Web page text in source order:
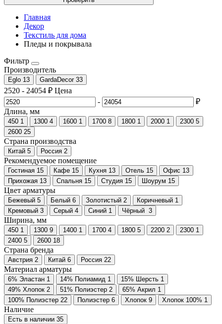
Главная
Декор
Текстиль для дома
Пледы и покрывала
Фильтр
Производитель
Eglo 13 GardaDecor 33
2520 - 24054 ₽ Цена
-
₽
Длина, мм
450 1 1300 4 1600 1 1700 8 1800 1 2000 1 2300 5
2600 25
Страна производства
Китай 5 Россия 2
Рекомендуемое помещение
Гостиная 15 Кафе 15 Кухня 13 Отель 15 Офис 13
Прихожая 13 Спальня 15 Студия 15 Шоурум 15
Цвет арматуры
Бежевый 5 Белый 6 Золотистый 2 Коричневый 1
Кремовый 3 Серый 4 Синий 1 Чёрный 3
Ширина, мм
450 1 1300 9 1400 1 1700 4 1800 5 2200 2 2300 1
2400 5 2600 18
Страна бренда
Австрия 2 Китай 6 Россия 22
Материал арматуры
6% Эластан 1 14% Полиамид 1 15% Шерсть 1
49% Хлопок 2 51% Полиэстер 2 65% Акрил 1
100% Полиэстер 22 Полиэстер 6 Хлопок 9 Хлопок 100% 1
Наличие
Есть в наличии 35